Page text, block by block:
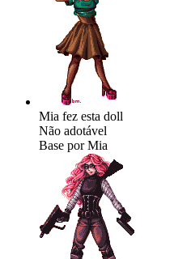
Mia fez esta doll
Não adotável
Base por Mia